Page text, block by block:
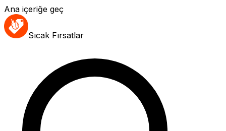
Ana içeriğe geç
Sıcak Fırsatlar